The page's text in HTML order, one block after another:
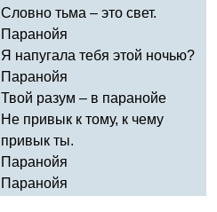
Словно тьма – это свет.
Паранойя
Я напугала тебя этой ночью?
Паранойя
Твой разум – в паранойе
Не привык к тому, к чему
привык ты.
Паранойя
Паранойя